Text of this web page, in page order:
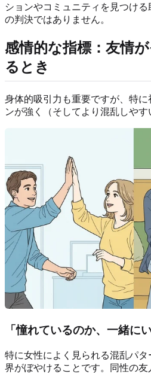
ションやコミュニティを見つけ
の判決ではありません。
感情的な指標：友情
るとき
身体的吸引力も重要ですが、特
ンが強く（そしてより混乱しやす
「憧れているのか、一緒に
特に女性によく見られる混乱パ
界がぼやけることです。同性の